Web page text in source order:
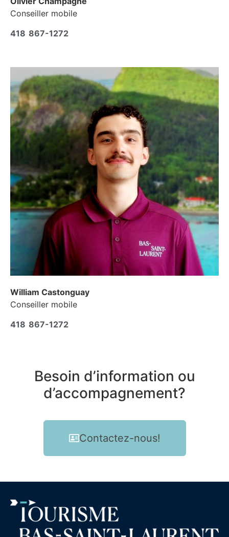
Conseiller mobile
418 867-1272
William Castonguay
Conseiller mobile
418 867-1272
Besoin d’information ou
d’accompagnement?
Contactez-nous!